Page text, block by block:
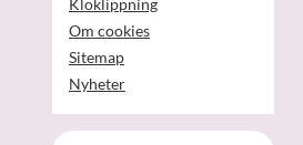
Om cookies
Sitemap
Nyheter